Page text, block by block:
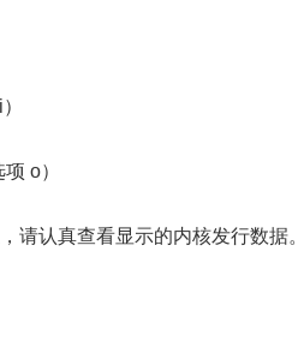
o）
请认真查看显示的内核发行数据